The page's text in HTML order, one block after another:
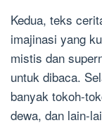
Kedua, teks
imajinasi yang
mistis dan
untuk dibaca.
banyak tokoh-
dewa, dan lain-